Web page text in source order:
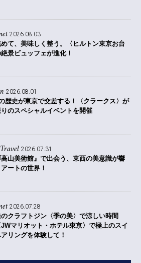
2026.08.03
て、美味しく整う。〈ヒルトン東京お台
景ビュッフェが進化！
2026.08.01
歴史が東京で交差する！〈クラークス〉が
のスペシャルイベントを開催
2026.07.31
高山美術館』で出会う、東西の美意識が響
ートの世界！
2026.07.28
クラフトジン〈季の美〉で涼しい時間
マリオット・ホテル東京〉で極上のスイ
リングを体験して！